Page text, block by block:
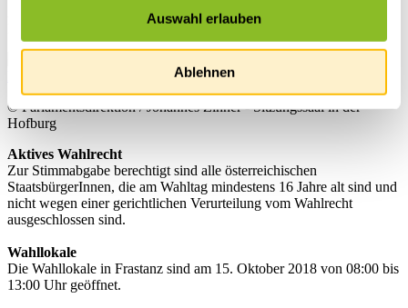
Auswahl erlauben
Ablehnen
Am Sonntag, dem 15. Oktober 2017, findet in Österreich die
© Parlamentsdirektion / Johannes Zinner - Sitzungssaal in der
Hofburg
Aktives Wahlrecht
Zur Stimmabgabe berechtigt sind alle österreichischen
StaatsbürgerInnen, die am Wahltag mindestens 16 Jahre alt sind und
nicht wegen einer gerichtlichen Verurteilung vom Wahlrecht
ausgeschlossen sind.
Wahllokale
Die Wahllokale in Frastanz sind am 15. Oktober 2018 von 08:00 bis
13:00 Uhr geöffnet.